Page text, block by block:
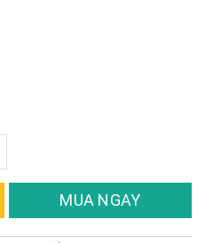
MUA NGAY